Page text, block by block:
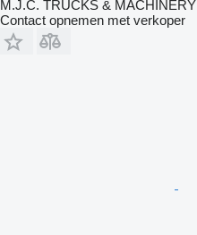
M.J.C. TRUCKS & MACHINERY
Contact opnemen met verkoper